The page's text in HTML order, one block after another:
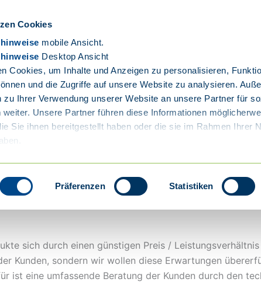
Cookies
mobile Ansicht.
Desktop Ansicht
Cookies, um Inhalte und Anzeigen zu personalisieren,
und die Zugriffe auf unsere Website zu analysieren.
zu Ihrer Verwendung unserer Website an unsere Partner für
weiter. Unsere Partner führen diese Informationen
Sie ihnen bereitgestellt haben oder die sie im Rahmen Ihrer
Präferenzen Statistiken
KontakteLagermaschinen
sich durch einen günstigen Preis /
Kunden, sondern wir wollen diese Erwartungen
ist eine umfassende Beratung der Kunden durch den